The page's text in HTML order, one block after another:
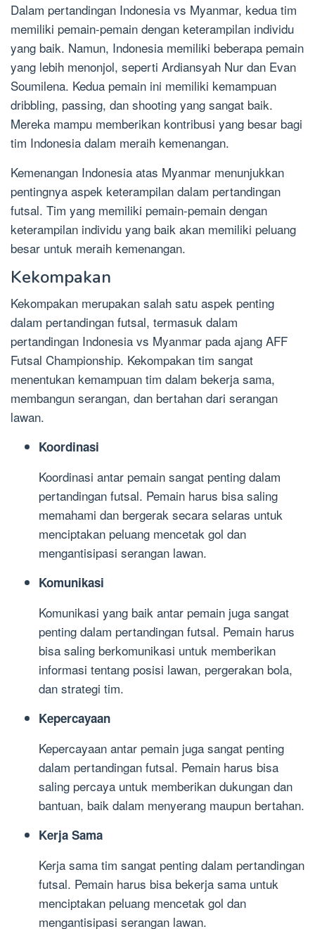
Dalam pertandingan Indonesia vs Myanmar, kedua tim
memiliki pemain-pemain dengan keterampilan individu
yang baik. Namun, Indonesia memiliki beberapa pemain
yang lebih menonjol, seperti Ardiansyah Nur dan Evan
Soumilena. Kedua pemain ini memiliki kemampuan
dribbling, passing, dan shooting yang sangat baik.
Mereka mampu memberikan kontribusi yang besar bagi
tim Indonesia dalam meraih kemenangan.
Kemenangan Indonesia atas Myanmar menunjukkan
pentingnya aspek keterampilan dalam pertandingan
futsal. Tim yang memiliki pemain-pemain dengan
keterampilan individu yang baik akan memiliki peluang
besar untuk meraih kemenangan.
Kekompakan
Kekompakan merupakan salah satu aspek penting
dalam pertandingan futsal, termasuk dalam
pertandingan Indonesia vs Myanmar pada ajang AFF
Futsal Championship. Kekompakan tim sangat
menentukan kemampuan tim dalam bekerja sama,
membangun serangan, dan bertahan dari serangan
lawan.
Koordinasi
Koordinasi antar pemain sangat penting dalam
pertandingan futsal. Pemain harus bisa saling
memahami dan bergerak secara selaras untuk
menciptakan peluang mencetak gol dan
mengantisipasi serangan lawan.
Komunikasi
Komunikasi yang baik antar pemain juga sangat
penting dalam pertandingan futsal. Pemain harus
bisa saling berkomunikasi untuk memberikan
informasi tentang posisi lawan, pergerakan bola,
dan strategi tim.
Kepercayaan
Kepercayaan antar pemain juga sangat penting
dalam pertandingan futsal. Pemain harus bisa
saling percaya untuk memberikan dukungan dan
bantuan, baik dalam menyerang maupun bertahan.
Kerja Sama
Kerja sama tim sangat penting dalam pertandingan
futsal. Pemain harus bisa bekerja sama untuk
menciptakan peluang mencetak gol dan
mengantisipasi serangan lawan.